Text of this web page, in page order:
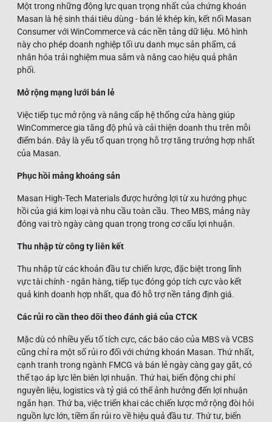
Một trong những động lực quan trọng nhất của chứng khoán
Masan là hệ sinh thái tiêu dùng - bán lẻ khép kín, kết nối Masan
Consumer với WinCommerce và các nền tảng dữ liệu. Mô hình
này cho phép doanh nghiệp tối ưu danh mục sản phẩm, cá
nhân hóa trải nghiệm mua sắm và nâng cao hiệu quả phân
phối.
Mở rộng mạng lưới bán lẻ
Việc tiếp tục mở rộng và nâng cấp hệ thống cửa hàng giúp
WinCommerce gia tăng độ phủ và cải thiện doanh thu trên mỗi
điểm bán. Đây là yếu tố quan trọng hỗ trợ tăng trưởng hợp nhất
của Masan.
Phục hồi mảng khoáng sản
Masan High-Tech Materials được hưởng lợi từ xu hướng phục
hồi của giá kim loại và nhu cầu toàn cầu. Theo MBS, mảng này
đóng vai trò ngày càng quan trọng trong cơ cấu lợi nhuận.
Thu nhập từ công ty liên kết
Thu nhập từ các khoản đầu tư chiến lược, đặc biệt trong lĩnh
vực tài chính - ngân hàng, tiếp tục đóng góp tích cực vào kết
quả kinh doanh hợp nhất, qua đó hỗ trợ nền tảng định giá.
Các rủi ro cần theo dõi theo đánh giá của CTCK
Mặc dù có nhiều yếu tố tích cực, các báo cáo của MBS và VCBS
cũng chỉ ra một số rủi ro đối với chứng khoán Masan. Thứ nhất,
cạnh tranh trong ngành FMCG và bán lẻ ngày càng gay gắt, có
thể tạo áp lực lên biên lợi nhuận. Thứ hai, biến động chi phí
nguyên liệu, logistics và tỷ giá có thể ảnh hưởng đến lợi nhuận
ngắn hạn. Thứ ba, việc triển khai các chiến lược mở rộng đòi hỏi
nguồn lực lớn, tiềm ẩn rủi ro về hiệu quả đầu tư. Thứ tư, biến